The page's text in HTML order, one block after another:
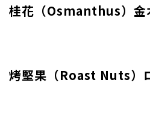
桂花（Osmanthus） 金
烤堅果（Roast Nuts）